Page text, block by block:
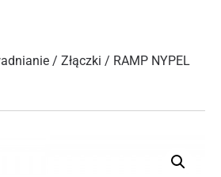
/ Złączki / RAMP NYPEL